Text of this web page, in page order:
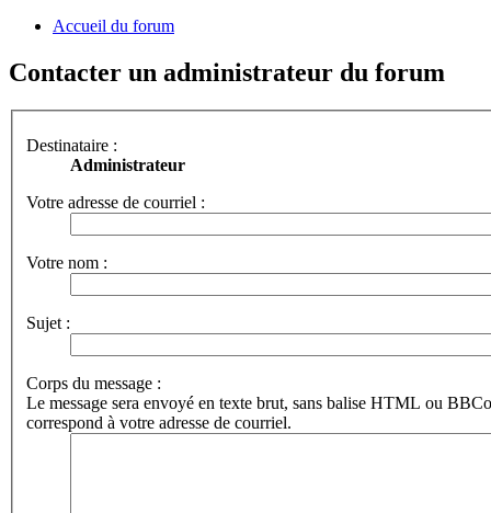
Accueil du forum
Contacter un administrateur du forum
Destinataire :
Administrateur
Votre adresse de courriel :
Votre nom :
Sujet :
Corps du message :
Le message sera envoyé en texte brut, sans balise HTML ou
correspond à votre adresse de courriel.